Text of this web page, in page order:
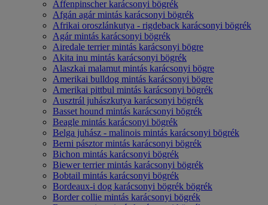
Affenpinscher karácsonyi bögrék
Afgán agár mintás karácsonyi bögrék
Afrikai oroszlánkutya - rigdeback karácsonyi bögrék
Agár mintás karácsonyi bögrék
Airedale terrier mintás karácsonyi bögre
Akita inu mintás karácsonyi bögrék
Alaszkai malamut mintás karácsonyi bögre
Amerikai bulldog mintás karácsonyi bögre
Amerikai pittbul mintás karácsonyi bögrék
Ausztrál juhászkutya karácsonyi bögrék
Basset hound mintás karácsonyi bögrék
Beagle mintás karácsonyi bögrék
Belga juhász - malinois mintás karácsonyi bögrék
Berni pásztor mintás karácsonyi bögrék
Bichon mintás karácsonyi bögrék
Biewer terrier mintás karácsonyi bögrék
Bobtail mintás karácsonyi bögrék
Bordeaux-i dog karácsonyi bögrék bögrék
Border collie mintás karácsonyi bögrék